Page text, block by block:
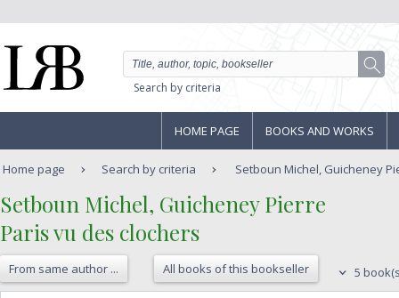
Search by criteria
HOME PAGE BOOKS AND WORKS
Home page Search by criteria Setboun Michel, Guicheney
‎Setboun Michel, Guicheney Pierre‎
‎Paris vu des clochers‎
From same author ... All books of this bookseller 5